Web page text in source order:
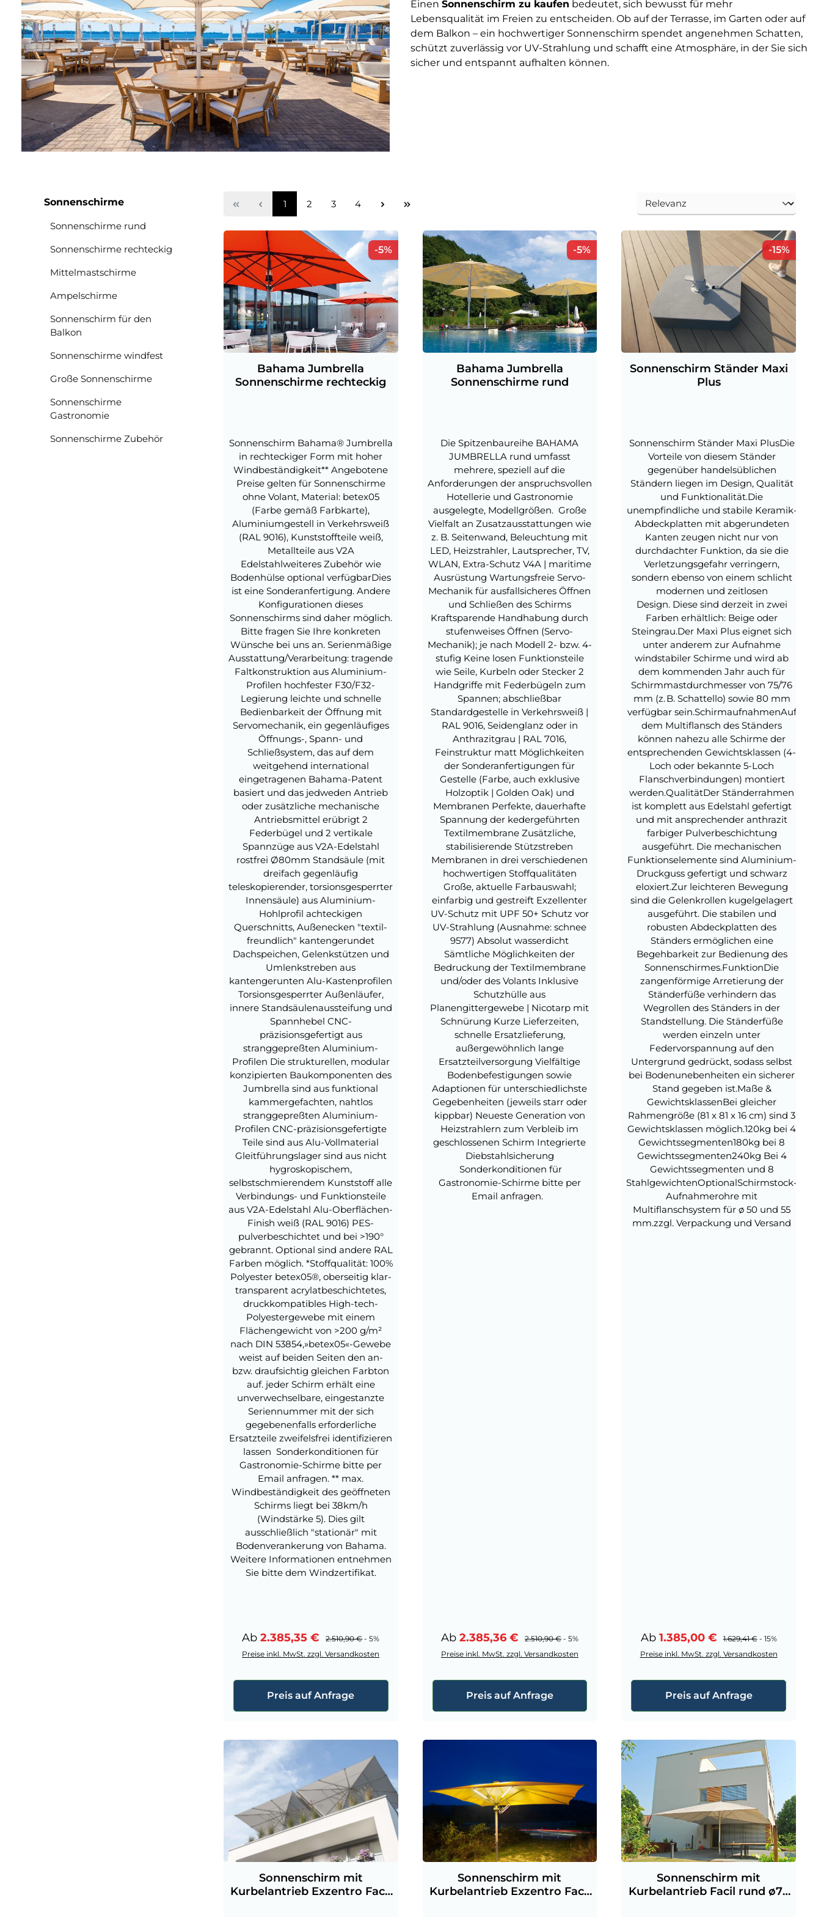
Einen Sonnenschirm zu kaufen bedeutet, sich bewusst für mehr
Lebensqualität im Freien zu entscheiden. Ob auf der Terrasse, im Garten oder auf
dem Balkon – ein hochwertiger Sonnenschirm spendet angenehmen Schatten,
schützt zuverlässig vor UV-Strahlung und schafft eine Atmosphäre, in der Sie sich
sicher und entspannt aufhalten können.
Sonnenschirme
Sonnenschirme rund
Sonnenschirme rechteckig
Mittelmastschirme
Ampelschirme
Sonnenschirm für den
Balkon
Sonnenschirme windfest
Große Sonnenschirme
Sonnenschirme
Gastronomie
Sonnenschirme Zubehör
Seite
1 Seite
2 Seite
3 Seite
4
-5%Rabatt
Bahama Jumbrella
Sonnenschirme rechteckig
Sonnenschirm Bahama® Jumbrella
in rechteckiger Form mit hoher
Windbeständigkeit** Angebotene
Preise gelten für Sonnenschirme
ohne Volant, Material: betex05
(Farbe gemäß Farbkarte),
Aluminiumgestell in Verkehrsweiß
(RAL 9016), Kunststoffteile weiß,
Metallteile aus V2A
Edelstahlweiteres Zubehör wie
Bodenhülse optional verfügbarDies
ist eine Sonderanfertigung. Andere
Konfigurationen dieses
Sonnenschirms sind daher möglich.
Bitte fragen Sie Ihre konkreten
Wünsche bei uns an. Serienmäßige
Ausstattung/Verarbeitung: tragende
Faltkonstruktion aus Aluminium-
Profilen hochfester F30/F32-
Legierung leichte und schnelle
Bedienbarkeit der Öffnung mit
Servomechanik, ein gegenläufiges
Öffnungs-, Spann- und
Schließsystem, das auf dem
weitgehend international
eingetragenen Bahama-Patent
basiert und das jedweden Antrieb
oder zusätzliche mechanische
Antriebsmittel erübrigt 2
Federbügel und 2 vertikale
Spannzüge aus V2A-Edelstahl
rostfrei Ø80mm Standsäule (mit
dreifach gegenläufig
teleskopierender, torsionsgesperrter
Innensäule) aus Aluminium-
Hohlprofil achteckigen
Querschnitts, Außenecken "textil-
freundlich" kantengerundet
Dachspeichen, Gelenkstützen und
Umlenkstreben aus
kantengerunten Alu-Kastenprofilen
Torsionsgesperrter Außenläufer,
innere Standsäulenaussteifung und
Spannhebel CNC-
präzisionsgefertigt aus
stranggepreßten Aluminium-
Profilen Die strukturellen, modular
konzipierten Baukomponenten des
Jumbrella sind aus funktional
kammergefachten, nahtlos
stranggepreßten Aluminium-
Profilen CNC-präzisionsgefertigte
Teile sind aus Alu-Vollmaterial
Gleitführungslager sind aus nicht
hygroskopischem,
selbstschmierendem Kunststoff alle
Verbindungs- und Funktionsteile
aus V2A-Edelstahl Alu-Oberflächen-
Finish weiß (RAL 9016) PES-
pulverbeschichtet und bei >190°
gebrannt. Optional sind andere RAL
Farben möglich. *Stoffqualität: 100%
Polyester betex05®, oberseitig klar-
transparent acrylatbeschichtetes,
druckkompatibles High-tech-
Polyestergewebe mit einem
Flächengewicht von >200 g/m²
nach DIN 53854,»betex05«-Gewebe
weist auf beiden Seiten den an-
bzw. draufsichtig gleichen Farbton
auf. jeder Schirm erhält eine
unverwechselbare, eingestanzte
Seriennummer mit der sich
gegebenenfalls erforderliche
Ersatzteile zweifelsfrei identifizieren
lassen Sonderkonditionen für
Gastronomie-Schirme bitte per
Email anfragen. ** max.
Windbeständigkeit des geöffneten
Schirms liegt bei 38km/h
(Windstärke 5). Dies gilt
ausschließlich "stationär" mit
Bodenverankerung von Bahama.
Weitere Informationen entnehmen
Sie bitte dem Windzertifikat.
Verkaufspreis:
Ab2.385,35 € Regulärer Preis:
2.510,90 € - 5%
Preise inkl. MwSt. zzgl. Versandkosten
Preis auf Anfrage
-5%Rabatt
Bahama Jumbrella
Sonnenschirme rund
Die Spitzenbaureihe BAHAMA
JUMBRELLA rund umfasst
mehrere, speziell auf die
Anforderungen der anspruchsvollen
Hotellerie und Gastronomie
ausgelegte, Modellgrößen. Große
Vielfalt an Zusatzausstattungen wie
z. B. Seitenwand, Beleuchtung mit
LED, Heizstrahler, Lautsprecher, TV,
WLAN, Extra-Schutz V4A | maritime
Ausrüstung Wartungsfreie Servo-
Mechanik für ausfallsicheres Öffnen
und Schließen des Schirms
Kraftsparende Handhabung durch
stufenweises Öffnen (Servo-
Mechanik); je nach Modell 2- bzw. 4-
stufig Keine losen Funktionsteile
wie Seile, Kurbeln oder Stecker 2
Handgriffe mit Federbügeln zum
Spannen; abschließbar
Standardgestelle in Verkehrsweiß |
RAL 9016, Seidenglanz oder in
Anthrazitgrau | RAL 7016,
Feinstruktur matt Möglichkeiten
der Sonderanfertigungen für
Gestelle (Farbe, auch exklusive
Holzoptik | Golden Oak) und
Membranen Perfekte, dauerhafte
Spannung der kedergeführten
Textilmembrane Zusätzliche,
stabilisierende Stützstreben
Membranen in drei verschiedenen
hochwertigen Stoffqualitäten
Große, aktuelle Farbauswahl;
einfarbig und gestreift Exzellenter
UV-Schutz mit UPF 50+ Schutz vor
UV-Strahlung (Ausnahme: schnee
9577) Absolut wasserdicht
Sämtliche Möglichkeiten der
Bedruckung der Textilmembrane
und/oder des Volants Inklusive
Schutzhülle aus
Planengittergewebe | Nicotarp mit
Schnürung Kurze Lieferzeiten,
schnelle Ersatzlieferung,
außergewöhnlich lange
Ersatzteilversorgung Vielfältige
Bodenbefestigungen sowie
Adaptionen für unterschiedlichste
Gegebenheiten (jeweils starr oder
kippbar) Neueste Generation von
Heizstrahlern zum Verbleib im
geschlossenen Schirm Integrierte
Diebstahlsicherung
Sonderkonditionen für
Gastronomie-Schirme bitte per
Email anfragen.
Verkaufspreis:
Ab 2.385,36 € Regulärer Preis:
2.510,90 € - 5%
Preise inkl. MwSt. zzgl. Versandkosten
Preis auf Anfrage
-15%
Sonnenschirm Ständer Maxi
Plus
Sonnenschirm Ständer Maxi PlusDie
Vorteile von diesem Ständer
gegenüber handelsüblichen
Ständern liegen im Design, Qualität
und Funktionalität.Die
unempfindliche und stabile Keramik-
Abdeckplatten mit abgerundeten
Kanten zeugen nicht nur von
durchdachter Funktion, da sie die
Verletzungsgefahr verringern,
sondern ebenso von einem schlicht
modernen und zeitlosen
Design. Diese sind derzeit in zwei
Farben erhältlich: Beige oder
Steingrau.Der Maxi Plus eignet sich
unter anderem zur Aufnahme
windstabiler Schirme und wird ab
dem kommenden Jahr auch für
Schirmmastdurchmesser von 75/76
mm (z. B. Schattello) sowie 80 mm
verfügbar sein.SchirmaufnahmenAuf
dem Multiflansch des Ständers
können nahezu alle Schirme der
entsprechenden Gewichtsklassen (4-
Loch oder bekannte 5-Loch
Flanschverbindungen) montiert
werden.QualitätDer Ständerrahmen
ist komplett aus Edelstahl gefertigt
und mit ansprechender anthrazit
farbiger Pulverbeschichtung
ausgeführt. Die mechanischen
Funktionselemente sind Aluminium-
Druckguss gefertigt und schwarz
eloxiert.Zur leichteren Bewegung
sind die Gelenkrollen kugelgelagert
ausgeführt. Die stabilen und
robusten Abdeckplatten des
Ständers ermöglichen eine
Begehbarkeit zur Bedienung des
Sonnenschirmes.FunktionDie
zangenförmige Arretierung der
Ständerfüße verhindern das
Wegrollen des Ständers in der
Standstellung. Die Ständerfüße
werden einzeln unter
Federvorspannung auf den
Untergrund gedrückt, sodass selbst
bei Bodenunebenheiten ein sicherer
Stand gegeben ist.Maße &
GewichtsklassenBei gleicher
Rahmengröße (81 x 81 x 16 cm) sind 3
Gewichtsklassen möglich.120kg bei 4
Gewichtssegmenten180kg bei 8
Gewichtssegmenten240kg Bei 4
Gewichtssegmenten und 8
StahlgewichtenOptionalSchirmstock-
Aufnahmerohre mit
Multiflanschsystem für ø 50 und 55
mm.zzgl. Verpackung und Versand
Verkaufspreis:
Ab 1.385,00 € Regulärer Preis:
1.629,41 € - 15%
Preise inkl. MwSt. zzgl. Versandkosten
Preis auf Anfrage
Sonnenschirm mit
Kurbelantrieb Exzentro Facil
Sonnenschirm mit
Kurbelantrieb Exzentro Facil
Sonnenschirm mit
Kurbelantrieb Facil rund ø76